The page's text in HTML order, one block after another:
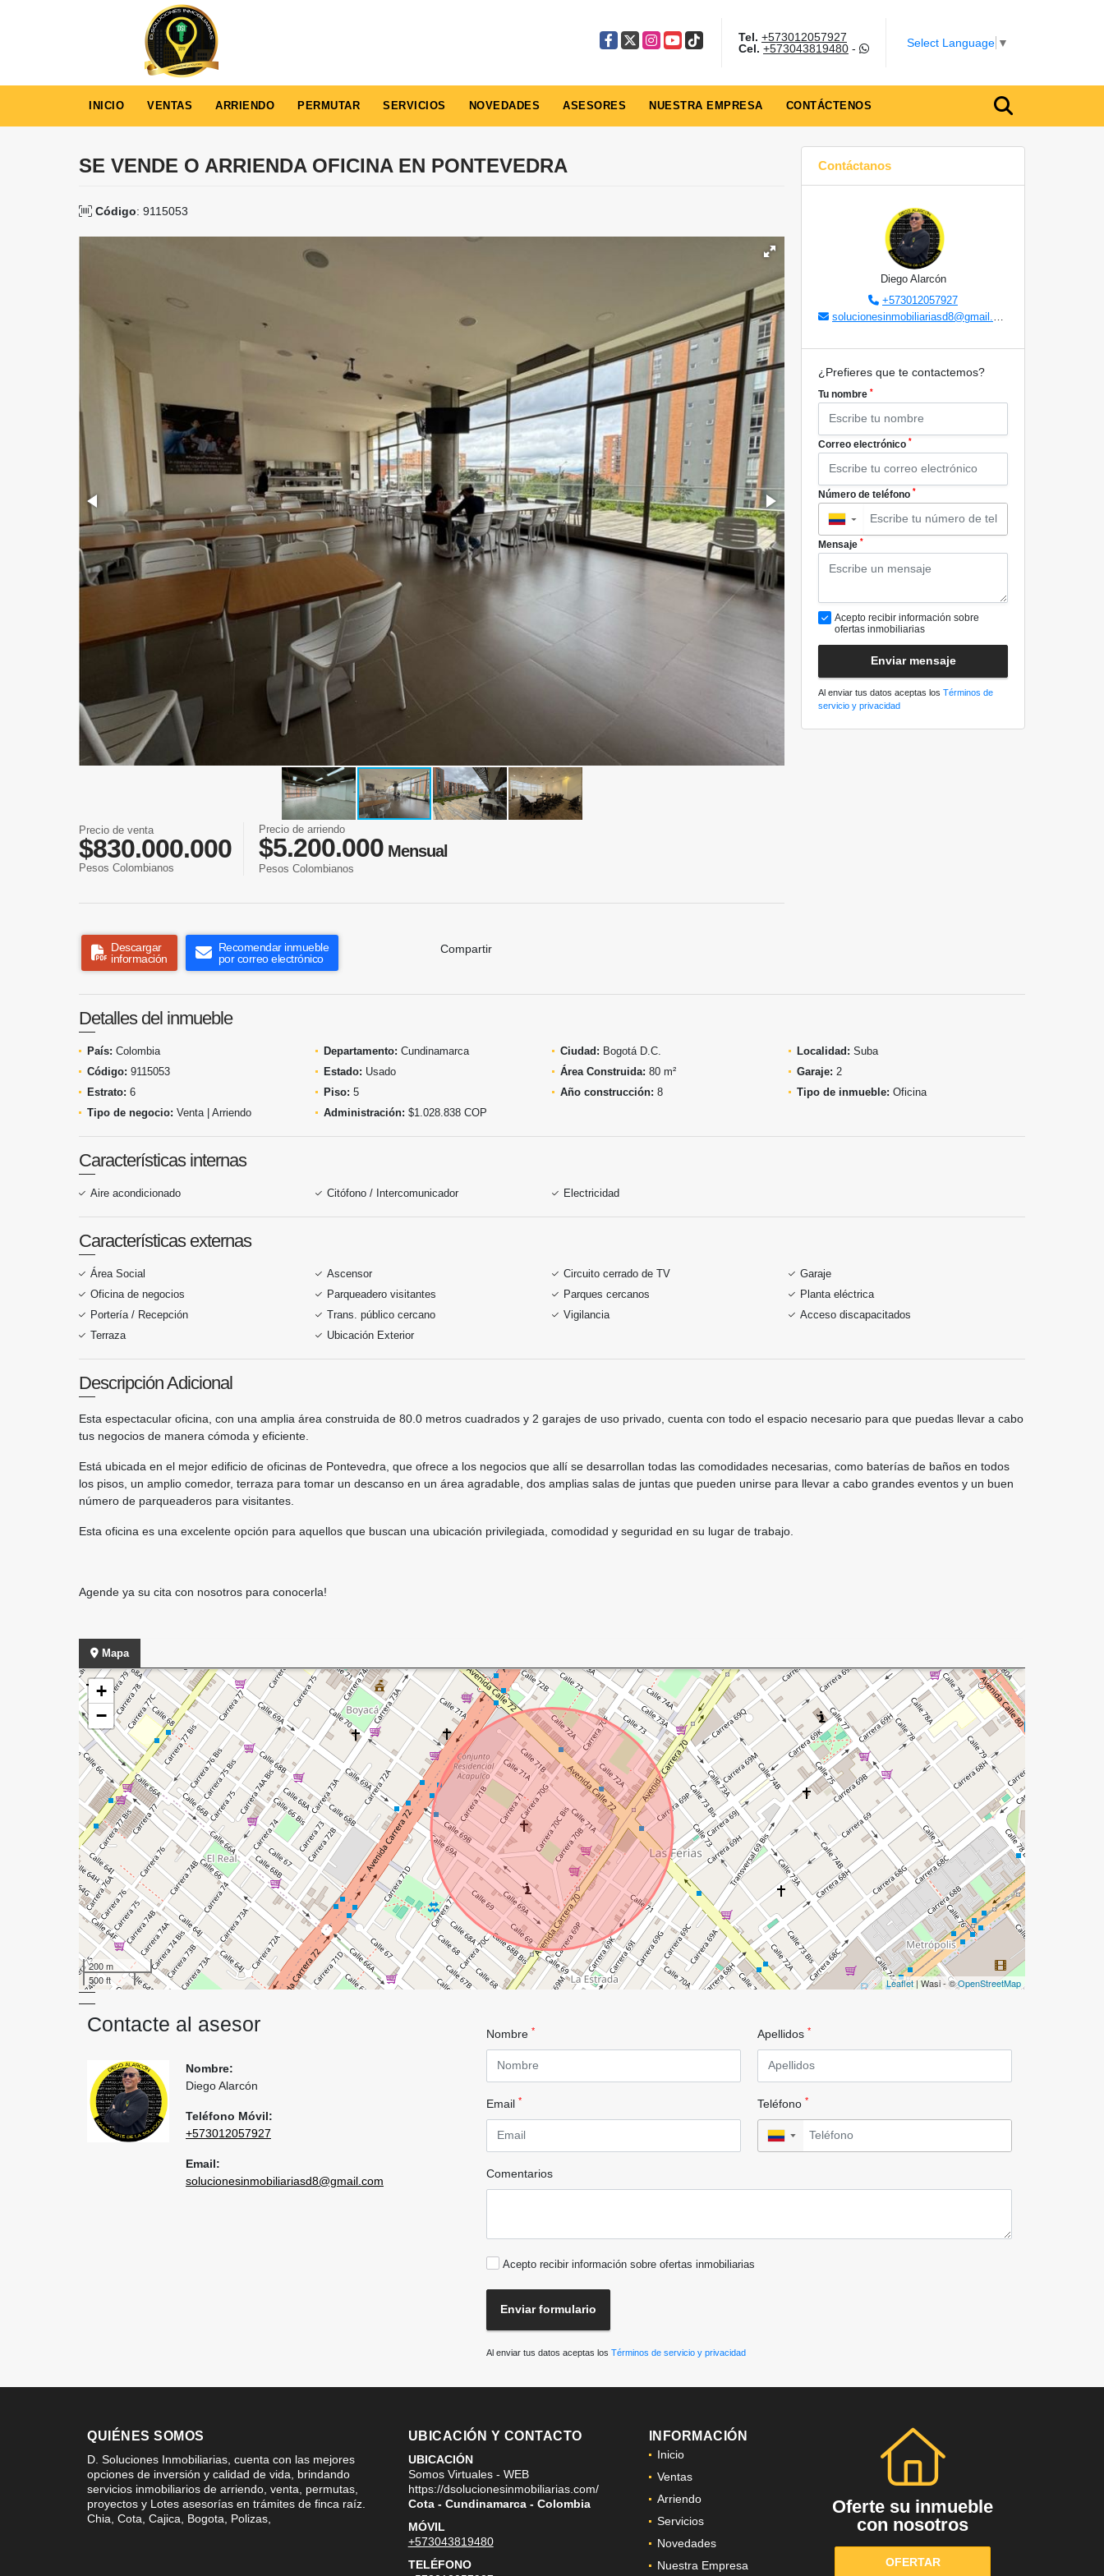
Facebook
X Instagram
YouTube
TikTok Tel. +573012057927
Cel. +573043819480- Select Language ▼
INICIO VENTAS ARRIENDO PERMUTAR SERVICIOS NOVEDADES ASESORES NUESTRA EMPRESA CONTÁCTENOS
SE VENDE O ARRIENDA OFICINA EN PONTEVEDRA
Código: 9115053
Precio de venta
$830.000.000
Pesos Colombianos
Precio de arriendo
$5.200.000 Mensual
Pesos Colombianos
Descargar
información
Recomendar inmueble
por correo electrónico
Compartir
Contáctanos
Diego Alarcón
+573012057927
solucionesinmobiliariasd8@gmail.com
¿Prefieres que te contactemos?
Tu nombre *
Correo electrónico *
Número de teléfono *
▼
Mensaje *
Acepto recibir información sobre
ofertas inmobiliarias
Enviar mensaje
Al enviar tus datos aceptas los Términos de
servicio y privacidad
Detalles del inmueble
País: Colombia Departamento: Cundinamarca Ciudad: Bogotá D.C. Localidad: Suba
Código: 9115053 Estado: Usado Área Construida: 80 m² Garaje: 2
Estrato: 6 Piso: 5 Año construcción: 8 Tipo de inmueble: Oficina
Tipo de negocio: Venta | Arriendo Administración: $1.028.838 COP
Características internas
Aire acondicionado Citófono / Intercomunicador Electricidad
Características externas
Área Social Ascensor Circuito cerrado de TV
Garaje
Oficina de negocios
Parqueadero visitantes Parques cercanos
Planta eléctrica
Portería / Recepción
Trans. público cercano Vigilancia
Acceso discapacitados
Terraza
Ubicación Exterior
Descripción Adicional
Esta espectacular oficina, con una amplia área construida de 80.0 metros cuadrados y 2 garajes de uso privado, cuenta con todo el espacio necesario para que puedas llevar a cabo
tus negocios de manera cómoda y eficiente.
Está ubicada en el mejor edificio de oficinas de Pontevedra, que ofrece a los negocios que allí se desarrollan todas las comodidades necesarias, como baterías de baños en todos
los pisos, un amplio comedor, terraza para tomar un descanso en un área agradable, dos amplias salas de juntas que pueden unirse para llevar a cabo grandes eventos y un buen
número de parqueaderos para visitantes.
Esta oficina es una excelente opción para aquellos que buscan una ubicación privilegiada, comodidad y seguridad en su lugar de trabajo.
Agende ya su cita con nosotros para conocerla!
Mapa
+
−
200 m
500 ft
Leaflet| Wasi - ©OpenStreetMap
Contacte al asesor
Nombre:
Diego Alarcón
Teléfono Móvil:
+573012057927
Email:
solucionesinmobiliariasd8@gmail.com
Nombre * Apellidos *
Email * Teléfono *
▼
Comentarios
Acepto recibir información sobre ofertas inmobiliarias
Enviar formulario
Al enviar tus datos aceptas los Términos de servicio y privacidad
QUIÉNES SOMOS
D. Soluciones Inmobiliarias, cuenta con las mejores
opciones de inversión y calidad de vida, brindando
servicios inmobiliarios de arriendo, venta, permutas,
proyectos y Lotes asesorías en trámites de finca raíz.
Chia, Cota, Cajica, Bogota, Polizas,
UBICACIÓN Y CONTACTO
UBICACIÓN
Somos Virtuales - WEB
https://dsolucionesinmobiliarias.com/
Cota - Cundinamarca - Colombia
MÓVIL
+573043819480
TELÉFONO
INFORMACIÓN
Inicio
Ventas
Arriendo
Servicios
Novedades
Nuestra Empresa
Oferte su inmueble
con nosotros
OFERTAR